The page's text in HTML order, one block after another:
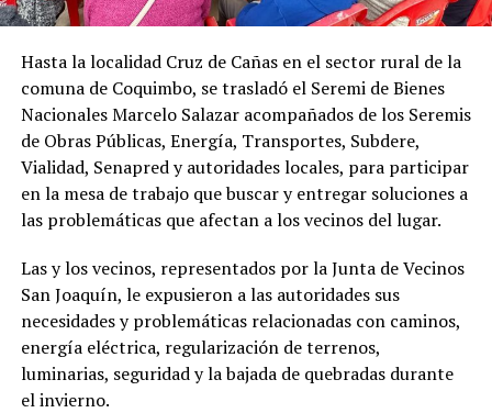
Hasta la localidad Cruz de Cañas en el sector rural de la
comuna de Coquimbo, se trasladó el Seremi de Bienes
Nacionales Marcelo Salazar acompañados de los Seremis
de Obras Públicas, Energía, Transportes, Subdere,
Vialidad, Senapred y autoridades locales, para participar
en la mesa de trabajo que buscar y entregar soluciones a
las problemáticas que afectan a los vecinos del lugar.
Las y los vecinos, representados por la Junta de Vecinos
San Joaquín, le expusieron a las autoridades sus
necesidades y problemáticas relacionadas con caminos,
energía eléctrica, regularización de terrenos,
luminarias, seguridad y la bajada de quebradas durante
el invierno.